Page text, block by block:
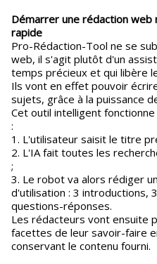
Démarrer une rédaction web
rapide
Pro-Rédaction-Tool ne se
web, il s'agit plutôt d'un
temps précieux et qui libère
Ils vont en effet pouvoir
sujets, grâce à la puissance
Cet outil intelligent
:
1. L'utilisateur saisit le titre
2. L'IA fait toutes les
;
3. Le robot va alors rédiger
d'utilisation : 3 introductions,
questions-réponses.
Les rédacteurs vont ensuite
facettes de leur savoir-faire
conservant le contenu fourni.